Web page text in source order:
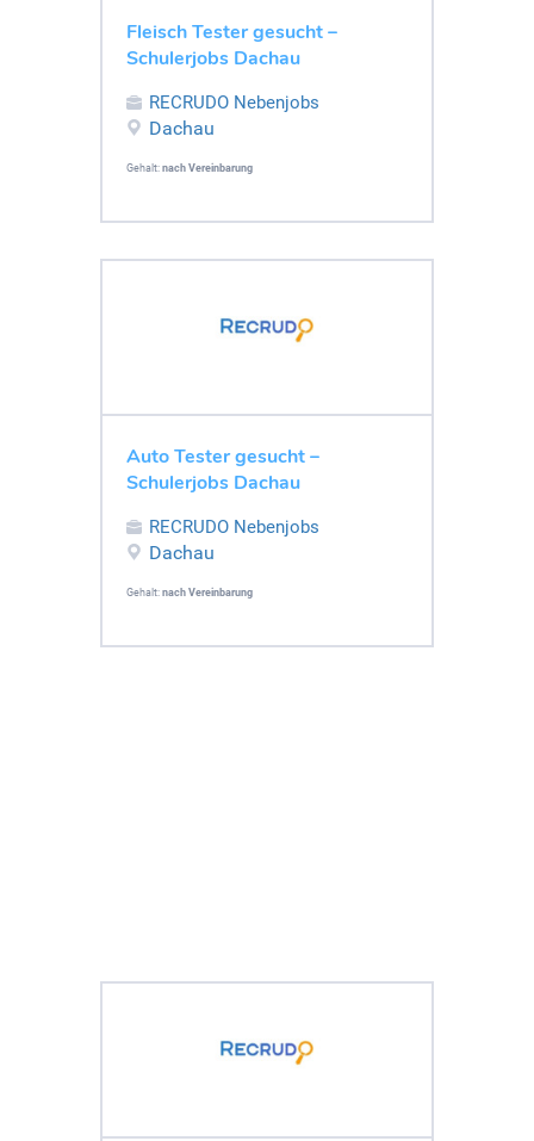
Fleisch Tester gesucht –
Schulerjobs Dachau
RECRUDO Nebenjobs
Dachau
Gehalt: nach Vereinbarung
Auto Tester gesucht –
Schulerjobs Dachau
RECRUDO Nebenjobs
Dachau
Gehalt: nach Vereinbarung